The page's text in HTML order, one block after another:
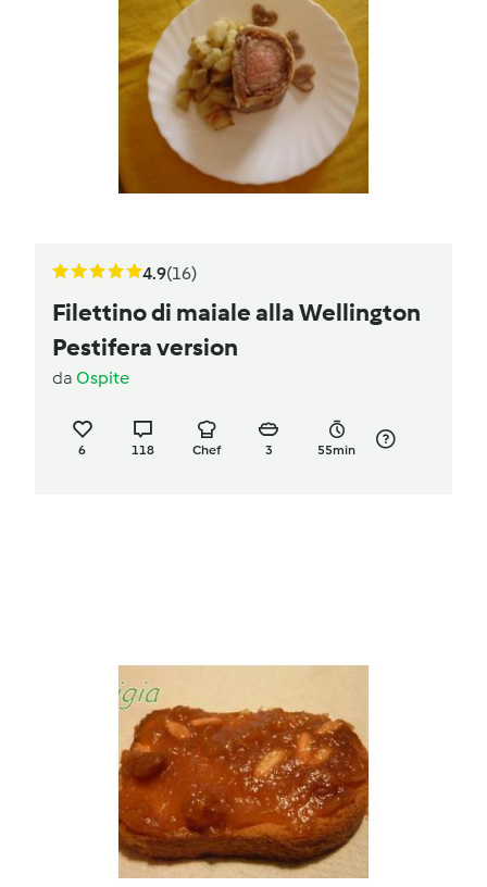
4.9(16)
Filettino di maiale alla Wellington
Pestifera version
da Ospite
6 118 Chef 3 55min